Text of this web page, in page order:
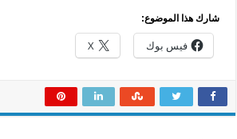
شارك هذا الموضوع:
فيس بوك X